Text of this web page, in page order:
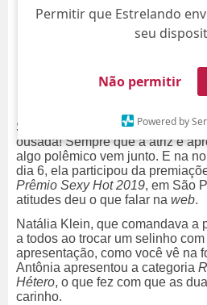
Permitir que Estrelando
seu
Não permitir
Powered by
Se tem um adjetivo que define
ousada! Sempre que a atriz e
algo polêmico vem junto. E na
dia 6, ela participou da
Prêmio Sexy Hot 2019, em São
atitudes deu o que falar na web.
Natália Klein, que comandava a
a todos ao trocar um selinho com
apresentação, como você vê na
Antônia apresentou a categoria
Hétero, o que fez com que as
carinho.